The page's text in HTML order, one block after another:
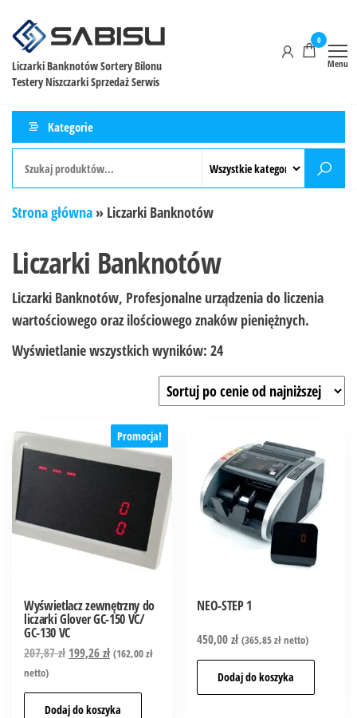
Liczarki Banknotów Sortery Bilonu
Testery Niszczarki Sprzedaż Serwis
0
Menu
Kategorie
Strona główna » Liczarki Banknotów
Liczarki Banknotów
Liczarki Banknotów, Profesjonalne urządzenia do liczenia
wartościowego oraz ilościowego znaków pieniężnych.
Wyświetlanie wszystkich wyników: 24
Promocja!
Wyświetlacz zewnętrzny do
liczarki Glover GC-150 VC/
GC-130 VC
207,87zł 199,26zł (162,00zł
netto)
Dodaj do koszyka
NEO-STEP 1
450,00zł (365,85złnetto)
Dodaj do koszyka